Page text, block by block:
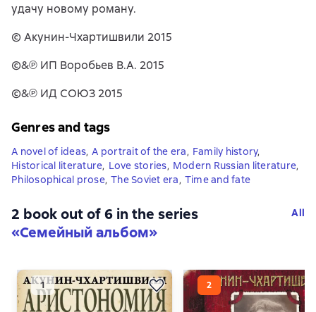
удачу новому роману.
© Акунин-Чхартишвили 2015
©&℗ ИП Воробьев В.А. 2015
©&℗ ИД СОЮЗ 2015
Genres and tags
A novel of ideas, A portrait of the era, Family history,
Historical literature, Love stories, Modern Russian literature,
Philosophical prose, The Soviet era, Time and fate
2 book out of 6 in the series
«Семейный альбом»
All